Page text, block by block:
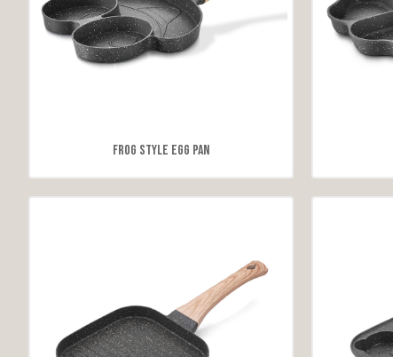
Frog Style Egg Pan